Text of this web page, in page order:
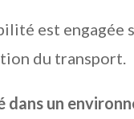
est engagée
du transport.
dans un